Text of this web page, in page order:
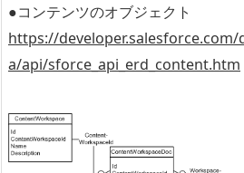
●コンテンツのオブジェクト
https://
a/api/sforce_api_erd_content.htm